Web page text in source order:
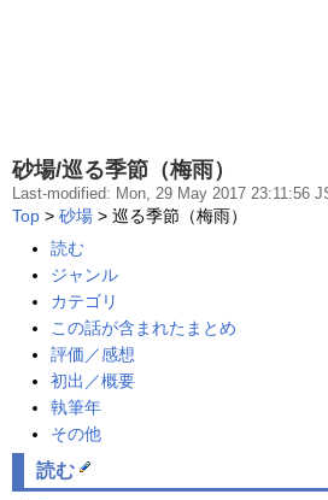
砂場/巡る季節（梅雨）
Last-modified: Mon, 29 May 2017 23:11:56
Top > 砂場 > 巡る季節（梅雨）
読む
ジャンル
カテゴリ
この話が含まれたまとめ
評価／感想
初出／概要
執筆年
その他
読む